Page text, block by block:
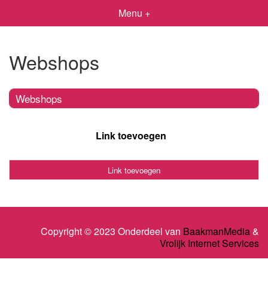
Menu +
Webshops
Webshops
Link toevoegen
Link toevoegen
Copyright © 2023 Onderdeel van BaakmanMedia&
Vrolijk Internet Services